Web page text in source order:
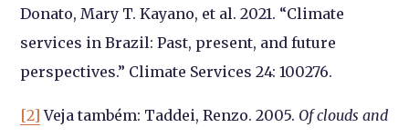
Donato, Mary T. Kayano, et al. 2021. “Climate
services in Brazil: Past, present, and future
perspectives.” Climate Services 24: 100276.
[2] Veja também: Taddei, Renzo. 2005. Of clouds and